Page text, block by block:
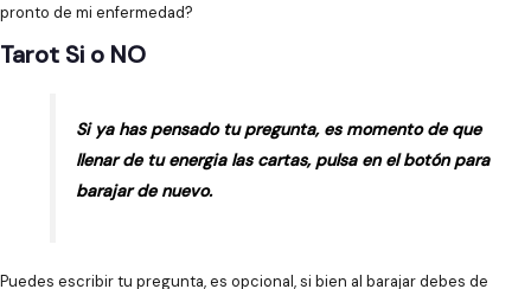
pronto de mi enfermedad?
Tarot Si o NO
Si ya has pensado tu pregunta, es momento de que
llenar de tu energia las cartas, pulsa en el botón para
barajar de nuevo.
Puedes escribir tu pregunta, es opcional, si bien al barajar debes de